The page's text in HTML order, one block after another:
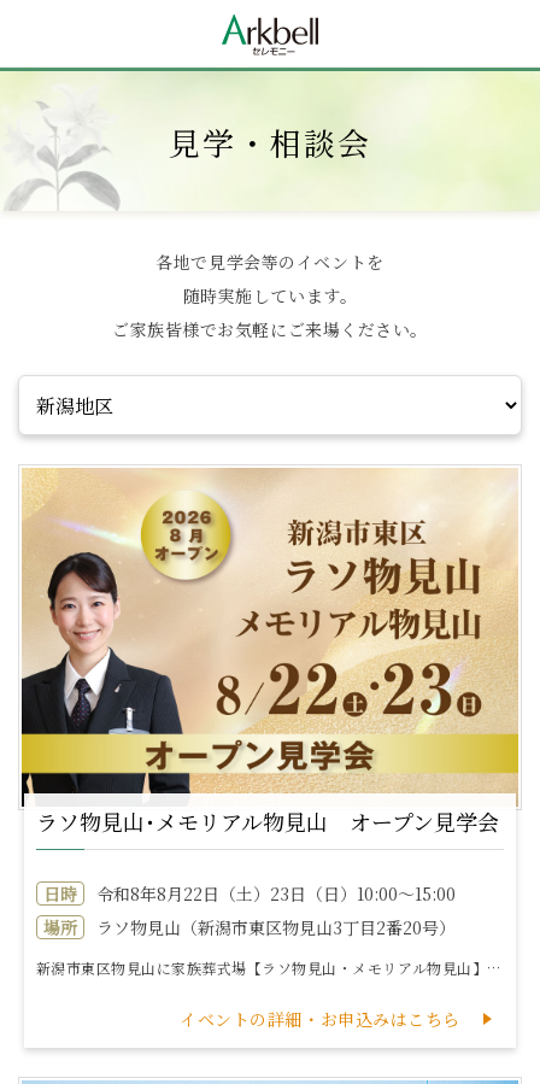
見学・相談会
各地で見学会等のイベントを
随時実施しています。
ご家族皆様でお気軽にご来場ください。
ラソ物見山･メモリアル物見山 オープン見学会
日時
令和8年8月22日（土）23日（日）10:00～15:00
場所
ラソ物見山（新潟市東区物見山3丁目2番20号）
新潟市東区物見山に家族葬式場【ラソ物見山・メモリアル物見山】がオープンいたします。オープン見学会を下記内容で開催いたします。楽しいイベントもりだくさん...
イベントの詳細・お申込みはこちら